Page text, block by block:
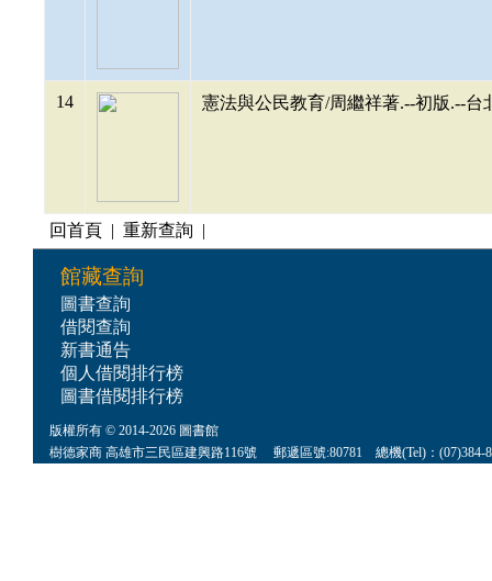
14 憲法與公民教育/周繼祥著.--初版.--台
回首頁 | 重新查詢 |
館藏查詢
圖書查詢
借閱查詢
新書通告
個人借閱排行榜
圖書借閱排行榜
版權所有 © 2014-2026 圖書館
樹德家商 高雄市三民區建興路116號 郵遞區號:80781 總機(Tel)：(07)384-